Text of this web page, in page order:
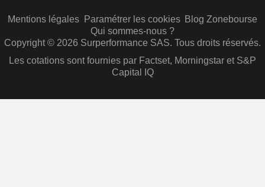
Mentions légales Paramétrer les cookies Blog Zonebourse
Qui sommes-nous ?
Copyright © 2026 Surperformance SAS. Tous droits réservés.
Les cotations sont fournies par Factset, Morningstar et S&P
Capital IQ